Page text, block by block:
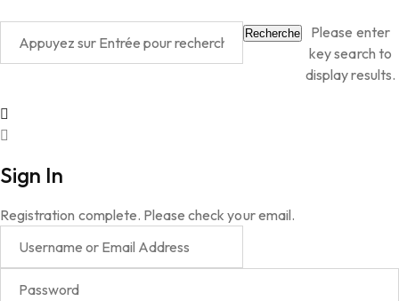
Recherche
Please enter
key search to
display results.
Sign In
Registration complete. Please check your email.